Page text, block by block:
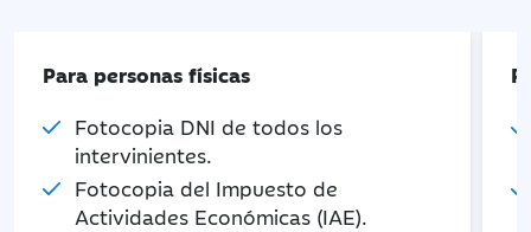
Para personas físicas
Fotocopia DNI de todos los
intervinientes.
Fotocopia del Impuesto de
Actividades Económicas (IAE).